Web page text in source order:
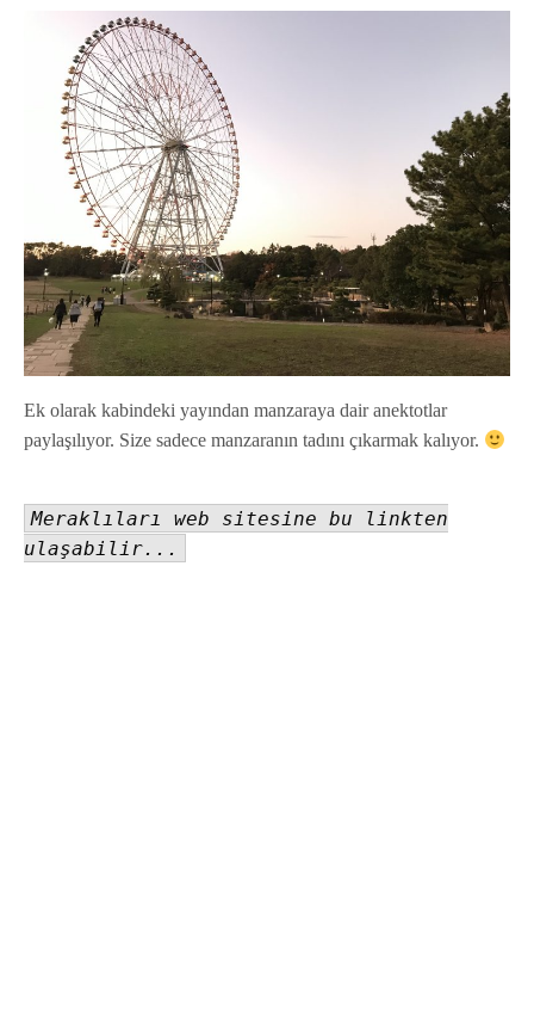
Ek olarak kabindeki yayından manzaraya dair anektotlar
paylaşılıyor. Size sadece manzaranın tadını çıkarmak kalıyor.
Meraklıları web sitesine bu linkten
ulaşabilir...